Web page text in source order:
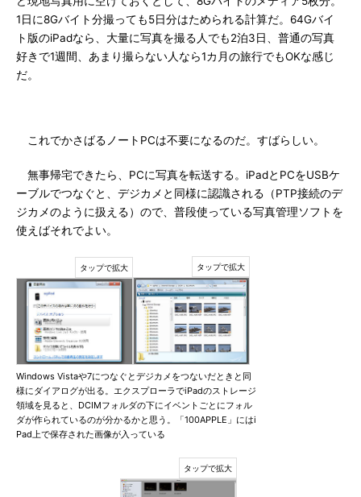
1日に8Gバイト分撮っても5日分はためられる計算だ。64Gバイ
ト版のiPadなら、大量に写真を撮る人でも2泊3日、普通の写真
好きで1週間、あまり撮らない人なら1カ月の旅行でもOKな感じ
だ。
これでかさばるノートPCは不要になるのだ。すばらしい。
無事帰宅できたら、PCに写真を転送する。iPadとPCをUSBケ
ーブルでつなぐと、デジカメと同様に認識される（PTP接続のデ
ジカメのように扱える）ので、普段使っている写真管理ソフトを
使えばそれでよい。
Windows Vistaや7につなぐとデジカメをつないだときと同
様にダイアログが出る。エクスプローラでiPadのストレージ
領域を見ると、DCIMフォルダの下にイベントごとにフォル
ダが作られているのが分かるかと思う。「100APPLE」にはi
Pad上で保存された画像が入っている